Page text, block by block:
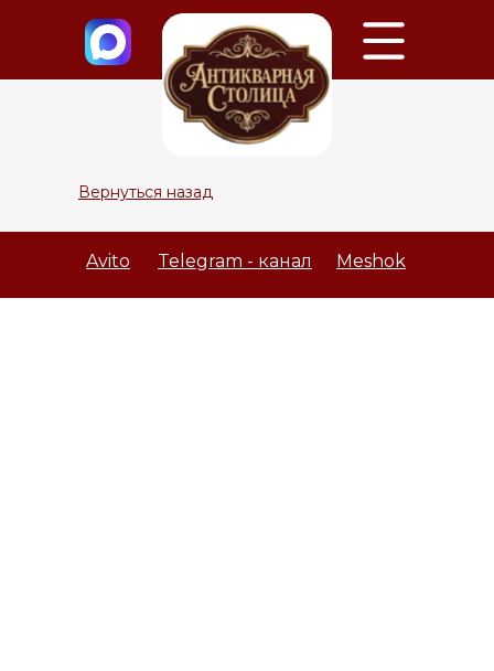
Вернуться назад
Meshok
Avito Telegram - канал